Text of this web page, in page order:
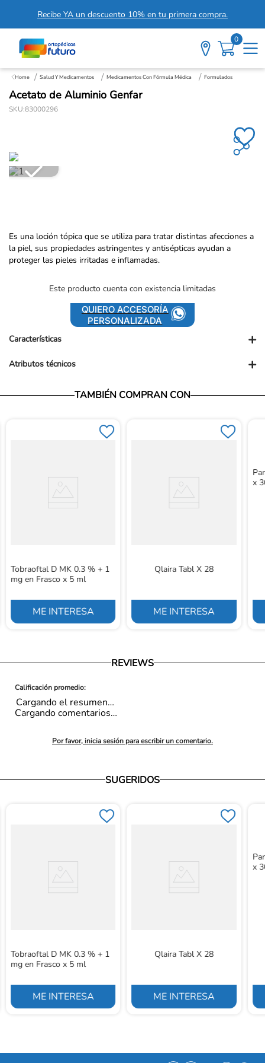
Recibe YA un descuento 10% en tu primera compra.
0
Salud Y Medicamentos Medicamentos Con Fórmula Médica Formulados
Acetato de Aluminio Genfar
SKU:83000296
Es una loción tópica que se utiliza para tratar distintas afecciones a
la piel, sus propiedades astringentes y antisépticas ayudan a
proteger las pieles irritadas e inflamadas.
Este producto cuenta con existencia limitadas
QUIERO ACCESORÍA
PERSONALIZADA
Características
+
Atributos técnicos +
TAMBIÉN COMPRAN CON
Tobraoftal D MK 0.3 % + 1
mg en Frasco x 5 ml
ME INTERESA
Qlaira Tabl X 28
ME INTERESA
x
REVIEWS
Cargando el resumen…
Por favor, inicia sesión para escribir un comentario.
Cargando comentarios…
SUGERIDOS
Tobraoftal D MK 0.3 % + 1
mg en Frasco x 5 ml
ME INTERESA
Qlaira Tabl X 28
ME INTERESA
x